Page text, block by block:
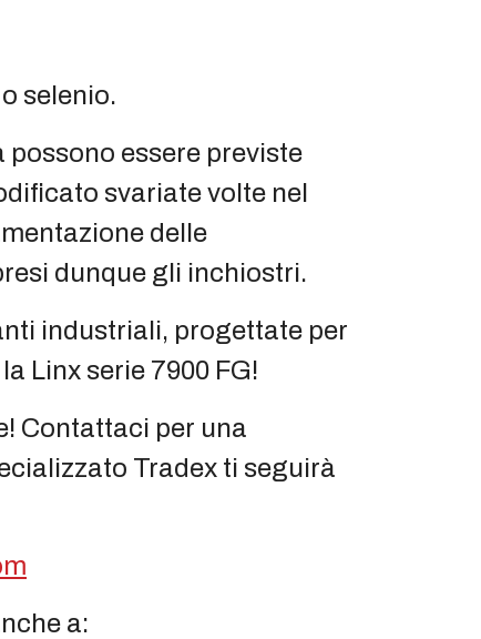
selenio.
possono essere previste
svariate volte nel
delle
dunque gli inchiostri.
industriali, progettate per
Linx serie 7900 FG!
Contattaci per una
Tradex ti seguirà
a: